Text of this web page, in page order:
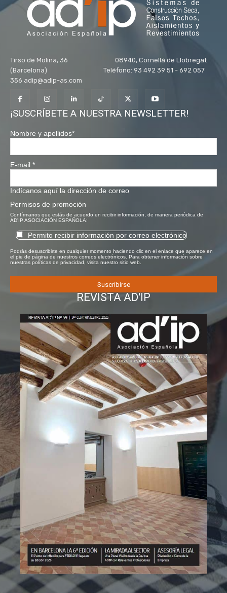
Tirso de Molina, 36 08940, Cornellá de Llobregat
(Barcelona) Teléfono: 93 492 39 51 - 692 057
356 adip@adip-as.com
¡SUSCRÍBETE A NUESTRA NEWSLETTER!
Nombre y apellidos*
E-mail *
Indícanos aquí la dirección de correo
Permisos de promoción
Confírmanos que estás de acuerdo en recibir información, de manera periódica de
AD'IP ASOCIACIÓN ESPAÑOLA:
Permito recibir información por correo electrónico
Podrás desuscribirte en cualquier momento haciendo clic en el enlace que aparece en
el pie de página de nuestros correos electrónicos. Para obtener información sobre
nuestras políticas de privacidad, visita nuestro sitio web.
REVISTA AD'IP